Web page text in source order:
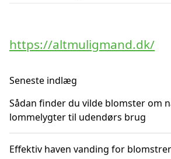
https://altmuligmand.dk/
Seneste indlæg
Sådan finder du vilde blomster om
lommelygter til udendørs brug
Effektiv haven vanding for